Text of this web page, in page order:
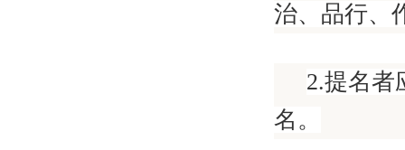
治、品行、
2.提名者
名。